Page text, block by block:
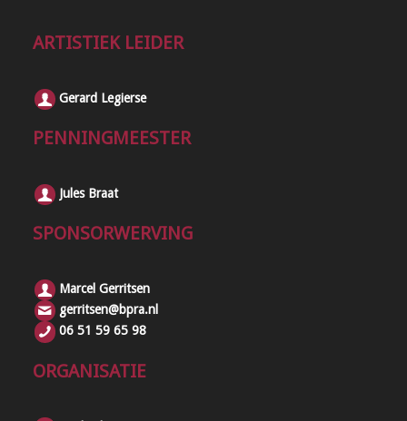
ARTISTIEK LEIDER
Gerard Legierse
PENNINGMEESTER
Jules Braat
SPONSORWERVING
Marcel Gerritsen
gerritsen@bpra.nl
06 51 59 65 98
ORGANISATIE